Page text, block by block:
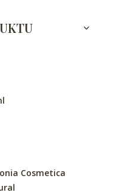
Cosmetica